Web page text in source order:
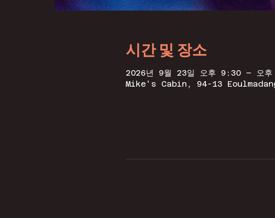
시간 및 장소
2026년 9월 23일 오후 9:30 – 오
Mike's Cabin, 94-13